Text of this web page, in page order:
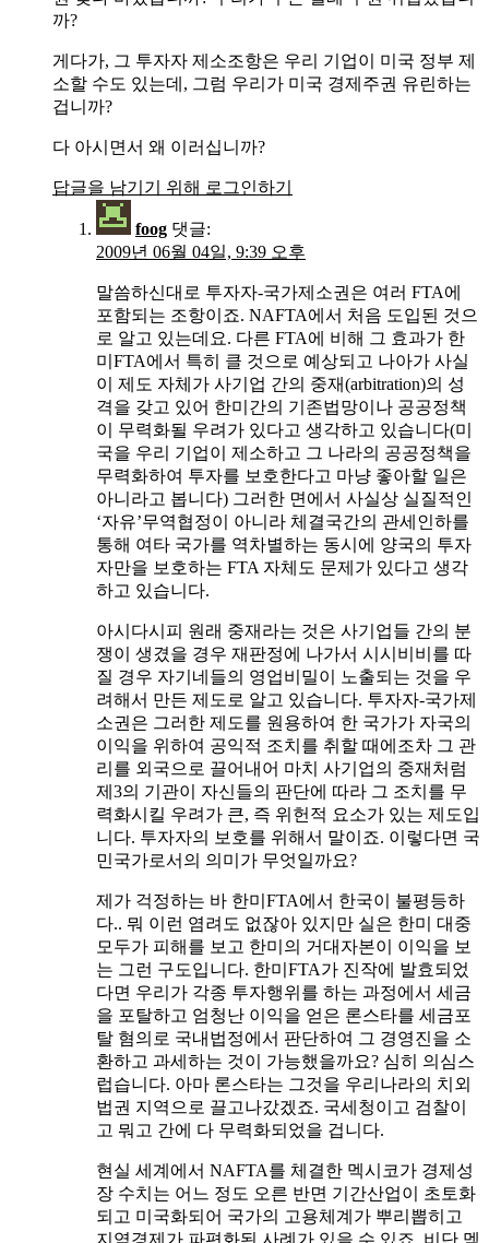
까?
게다가, 그 투자자 제소조항은 우리 기업이 미국 정부 제
소할 수도 있는데, 그럼 우리가 미국 경제주권 유린하는
겁니까?
다 아시면서 왜 이러십니까?
답글을 남기기 위해 로그인하기
foog 댓글:
2009년 06월 04일, 9:39 오후
말씀하신대로 투자자-국가제소권은 여러 FTA에
포함되는 조항이죠. NAFTA에서 처음 도입된 것으
로 알고 있는데요. 다른 FTA에 비해 그 효과가 한
미FTA에서 특히 클 것으로 예상되고 나아가 사실
이 제도 자체가 사기업 간의 중재(arbitration)의 성
격을 갖고 있어 한미간의 기존법망이나 공공정책
이 무력화될 우려가 있다고 생각하고 있습니다(미
국을 우리 기업이 제소하고 그 나라의 공공정책을
무력화하여 투자를 보호한다고 마냥 좋아할 일은
아니라고 봅니다) 그러한 면에서 사실상 실질적인
‘자유’무역협정이 아니라 체결국간의 관세인하를
통해 여타 국가를 역차별하는 동시에 양국의 투자
자만을 보호하는 FTA 자체도 문제가 있다고 생각
하고 있습니다.
아시다시피 원래 중재라는 것은 사기업들 간의 분
쟁이 생겼을 경우 재판정에 나가서 시시비비를 따
질 경우 자기네들의 영업비밀이 노출되는 것을 우
려해서 만든 제도로 알고 있습니다. 투자자-국가제
소권은 그러한 제도를 원용하여 한 국가가 자국의
이익을 위하여 공익적 조치를 취할 때에조차 그 관
리를 외국으로 끌어내어 마치 사기업의 중재처럼
제3의 기관이 자신들의 판단에 따라 그 조치를 무
력화시킬 우려가 큰, 즉 위헌적 요소가 있는 제도입
니다. 투자자의 보호를 위해서 말이죠. 이렇다면 국
민국가로서의 의미가 무엇일까요?
제가 걱정하는 바 한미FTA에서 한국이 불평등하
다.. 뭐 이런 염려도 없잖아 있지만 실은 한미 대중
모두가 피해를 보고 한미의 거대자본이 이익을 보
는 그런 구도입니다. 한미FTA가 진작에 발효되었
다면 우리가 각종 투자행위를 하는 과정에서 세금
을 포탈하고 엄청난 이익을 얻은 론스타를 세금포
탈 혐의로 국내법정에서 판단하여 그 경영진을 소
환하고 과세하는 것이 가능했을까요? 심히 의심스
럽습니다. 아마 론스타는 그것을 우리나라의 치외
법권 지역으로 끌고나갔겠죠. 국세청이고 검찰이
고 뭐고 간에 다 무력화되었을 겁니다.
현실 세계에서 NAFTA를 체결한 멕시코가 경제성
장 수치는 어느 정도 오른 반면 기간산업이 초토화
되고 미국화되어 국가의 고용체계가 뿌리뽑히고
지역경제가 파편화된 사례가 있을 수 있죠. 비단 멕